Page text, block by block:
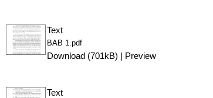
Text
BAB 1.pdf
Download (701kB) Preview
Text